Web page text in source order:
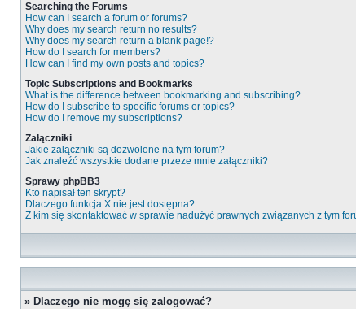
Searching the Forums
How can I search a forum or forums?
Why does my search return no results?
Why does my search return a blank page!?
How do I search for members?
How can I find my own posts and topics?
Topic Subscriptions and Bookmarks
What is the difference between bookmarking and subscribing?
How do I subscribe to specific forums or topics?
How do I remove my subscriptions?
Załączniki
Jakie załączniki są dozwolone na tym forum?
Jak znaleźć wszystkie dodane przeze mnie załączniki?
Sprawy phpBB3
Kto napisał ten skrypt?
Dlaczego funkcja X nie jest dostępna?
Z kim się skontaktować w sprawie nadużyć prawnych związanych z tym
» Dlaczego nie mogę się zalogować?